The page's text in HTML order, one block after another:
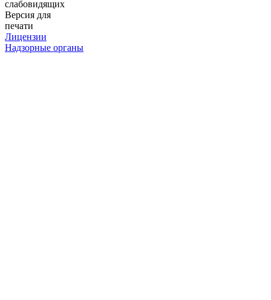
слабовидящих
Версия для
печати
Лицензии
Надзорные органы